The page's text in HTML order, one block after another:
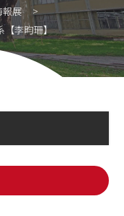
展
【李昀珊】